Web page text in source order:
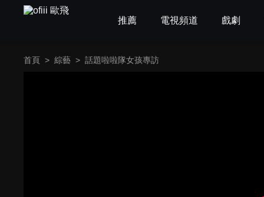
推薦 電視頻道 戲劇
首頁 > 綜藝 > 話題啦啦隊女孩專訪